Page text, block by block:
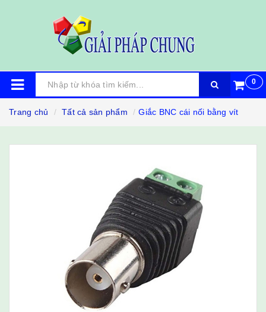
0
Trang chủ Tất cả sản phẩm Giắc BNC cái nối bằng vít